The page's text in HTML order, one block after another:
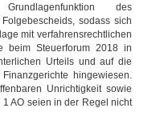
des
sodass sich
mit verfahrensrechtlichen
beim Steuerforum 2018 in
Urteils und auf die
hingewiesen.
Unrichtigkeit sowie
AO seien in der Regel nicht